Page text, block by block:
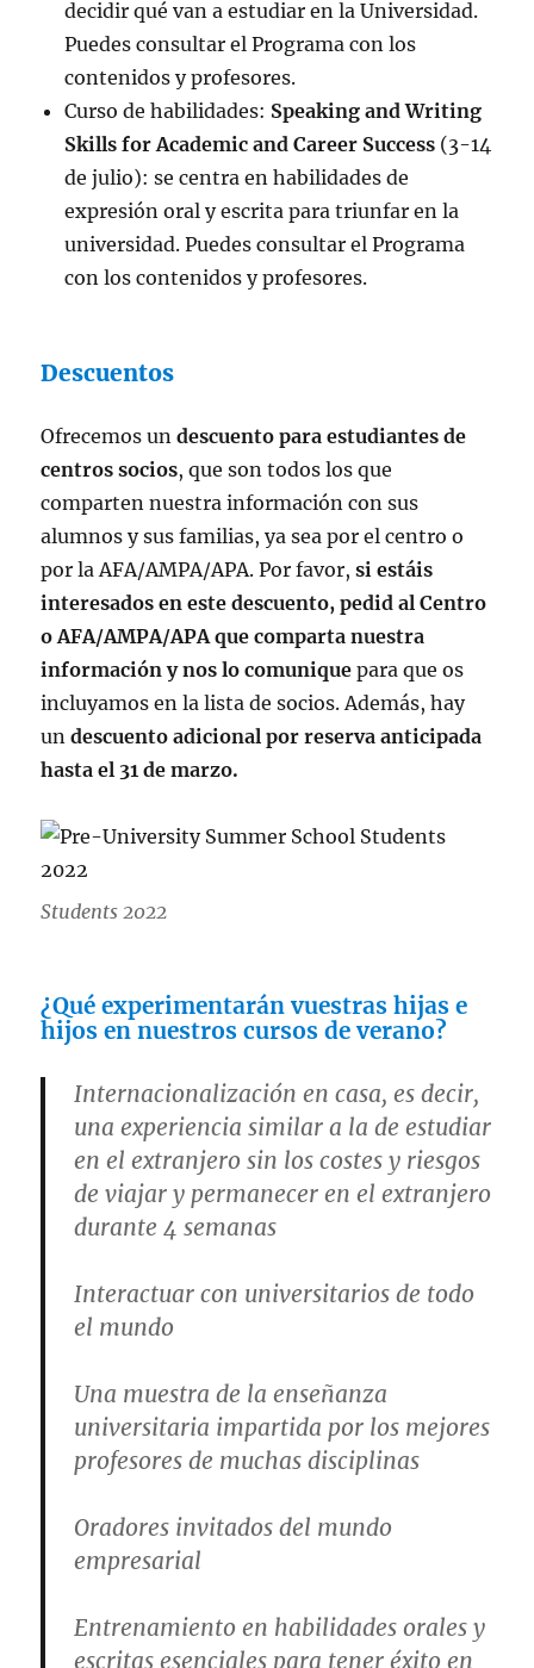
decidir qué van a estudiar en la Universidad.
Puedes consultar el Programa con los
contenidos y profesores.
Curso de habilidades: Speaking and Writing
Skills for Academic and Career Success (3-14
de julio): se centra en habilidades de
expresión oral y escrita para triunfar en la
universidad. Puedes consultar el Programa
con los contenidos y profesores.
Descuentos
Ofrecemos undescuento para estudiantes de
centros socios, que son todos los que
comparten nuestra información con sus
alumnos y sus familias, ya sea por el centro o
por la AFA/AMPA/APA. Por favor,si estáis
interesados en este descuento, pedid al Centro
o AFA/AMPA/APA quecomparta nuestra
información y nos lo comunique para que os
incluyamos en la lista de socios. Además, hay
undescuento adicional por reserva anticipada
hasta el 31 de marzo.
Students 2022
¿Qué experimentarán vuestras hijas e
hijos en nuestros cursos de verano?
Internacionalización en casa, es decir,
una experiencia similar a la de estudiar
en el extranjero sin los costes y riesgos
de viajar y permanecer en el extranjero
durante 4 semanas
Interactuar con universitarios de todo
el mundo
Una muestra de la enseñanza
universitaria impartida por los mejores
profesores de muchas disciplinas
Oradores invitados del mundo
empresarial
Entrenamiento en habilidades orales y
escritas esenciales para tener éxito en